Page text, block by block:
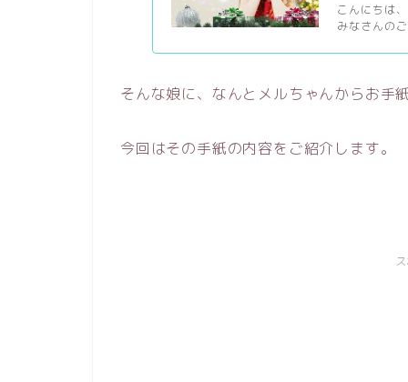
こんにちは
みなさんの
そんな娘に、なんとメルちゃんからお手
今回はその手紙の内容をご紹介します。